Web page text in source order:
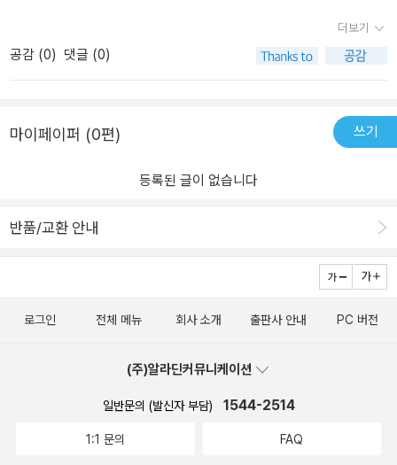
드도 나와있기는 하지만, 이 책은 기본적으로 파이썬을 이용해서 제
어에 대한 코드 구현하고 있습니다.LED 제어, 푸시 버튼 입력 + @
의 작업들을 하는데, 개인적으로 컴퓨터나 통신에 대한 전공지식 좀
낄 수 있습니다. 하지만 시각적으로 바로바로 구현이 되고 눈에 결과
가 보이니 재밌습니다! 7장은 웹캠 연결 프로젝트 개인적으로 제일
흥미있는 장은 7장입니다.최근에 opencv 공부를 하고 있는데 이를
정말 흥미롭습니다. opnecv를 공부하는 분들은 이 챕터를 꼭 실습하
로만 실습을 하고 있는데 라즈베리파이를 이용해서 뭔가 방범 장치같
은 것도 만들어 보면 재밌을 것 같습니다. 8장도 재밌어 보이는 장입
니다. RC 카 제어를 다루는데요. 이걸 앞에서 배운 카메라 모듈과 결
에'시리즈 에서 주인공이 카메라에 웹캠을 달아서 도둑들의 위치를
파악하거나 그들을 교란시키는 장면이 생각나는데 여기에 opencv
모듈을 이용해서 모션 인식을 활용하면 재밌을 것 같네요.9장은 GPS
씨 예보 장치도 만들고, 계속 발전적인 프로젝트들을 진행합니다. 10
야합니다. 라즈베리 파이를 처음 접하고 무언가를 해보려는 사람에게
필요한 기초지식, 프로그래밍 언어, 라즈베리로 할 수 있는 프로젝트
사례 등 모든 것이 들어있기 때문입니다. 그렇다고 단순히 내용을 나
용을 유기적으로 연결해놓았습니다. 단언컨데 라즈베리 프로젝트를
효율적으로 하고 싶다면, 이 책에서 기본기를 탄탄히 다진 뒤 필요한
여러가지 프로젝트들을 보고 그대로 따라서 구성해서 동작하도록 만
그 프로젝트들을 엮는다면 훌륭한 하나의 프로젝트가 될 것입니
더보기
공감 (0) 댓글 (0)
마이페이퍼 (0편) 쓰기
등록된 글이 없습니다
반품/교환 안내
로그인 전체 메뉴 회사 소개 출판사 안내 PC 버전
(주)알라딘커뮤니케이션
일반문의 (발신자 부담) 1544-2514
1:1 문의 FAQ